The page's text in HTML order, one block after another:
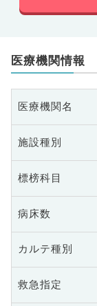
医療機関情報
医療機関名
施設種別
標榜科目
病床数
カルテ種別
救急指定